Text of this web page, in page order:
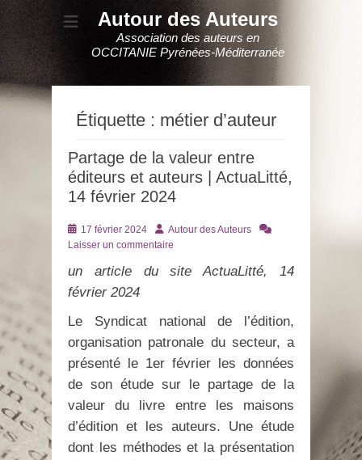
Autour des Auteurs
Association des auteurs en
OCCITANIE Pyrénées-Méditerranée
Étiquette : métier d’auteur
Partage de la valeur entre
éditeurs et auteurs | ActuaLitté,
14 février 2024
Posté
le
17 février 2024 AuteurAutour des Auteurs
Laisser un commentaire
un article du site ActuaLitté, 14
février 2024
Le Syndicat national de l’édition,
organisation patronale du secteur, a
présenté le 1er février les données
de son étude sur le partage de la
valeur du livre entre les maisons
d’édition et les auteurs. Une étude
dont les méthodes et la présentation